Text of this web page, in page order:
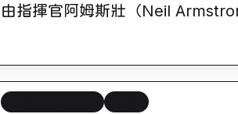
由指揮官阿姆斯壯（Neil